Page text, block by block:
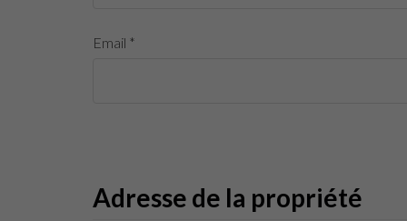
Email *
Adresse de la propriété